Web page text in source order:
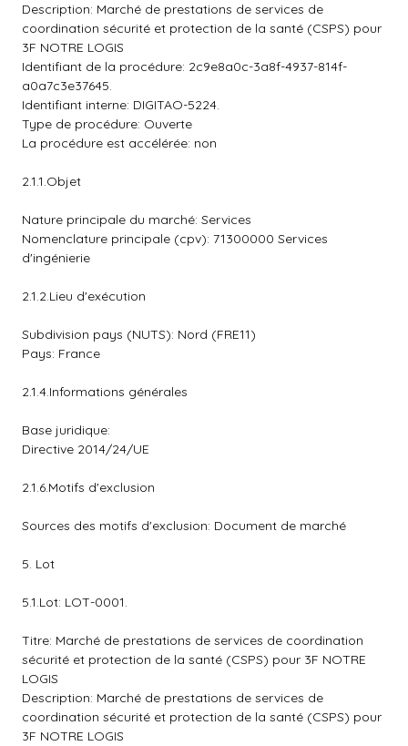
Description: Marché de prestations de services de
coordination sécurité et protection de la santé (CSPS) pour
3F NOTRE LOGIS
Identifiant de la procédure: 2c9e8a0c-3a8f-4937-814f-
a0a7c3e37645.
Identifiant interne: DIGITAO-5224.
Type de procédure: Ouverte
La procédure est accélérée: non
2.1.1.Objet
Nature principale du marché: Services
Nomenclature principale (cpv): 71300000 Services
d'ingénierie
2.1.2.Lieu d'exécution
Subdivision pays (NUTS): Nord (FRE11)
Pays: France
2.1.4.Informations générales
Base juridique:
Directive 2014/24/UE
2.1.6.Motifs d'exclusion
Sources des motifs d'exclusion: Document de marché
5. Lot
5.1.Lot: LOT-0001.
Titre: Marché de prestations de services de coordination
sécurité et protection de la santé (CSPS) pour 3F NOTRE
LOGIS
Description: Marché de prestations de services de
coordination sécurité et protection de la santé (CSPS) pour
3F NOTRE LOGIS